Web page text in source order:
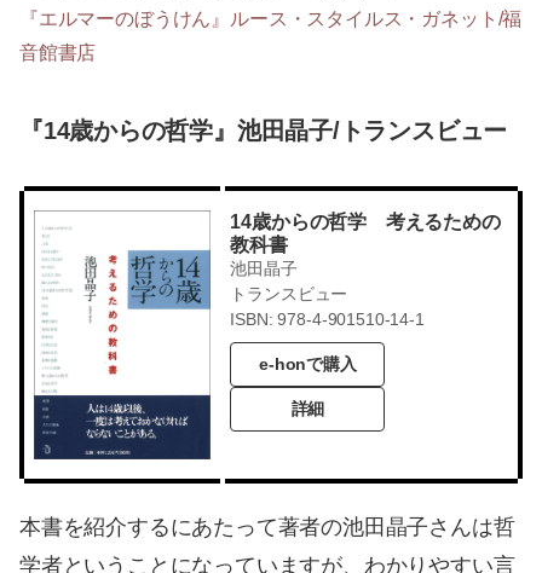
『エルマーのぼうけん』ルース・スタイルス・ガネット/福
音館書店
『14歳からの哲学』池田晶子/トランスビュー
14歳からの哲学 考えるための
教科書
池田晶子
トランスビュー
ISBN: 978-4-901510-14-1
e-honで購入
詳細
本書を紹介するにあたって著者の池田晶子さんは哲
学者ということになっていますが、わかりやすい言